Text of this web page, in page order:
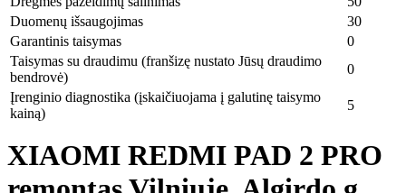
Duomenų išsaugojimas
30
Garantinis taisymas
0
Taisymas su draudimu (franšizę nustato Jūsų draudimo
bendrovė)
0
Įrenginio diagnostika (įskaičiuojama į galutinę taisymo
kainą)
5
XIAOMI REDMI PAD 2 PRO